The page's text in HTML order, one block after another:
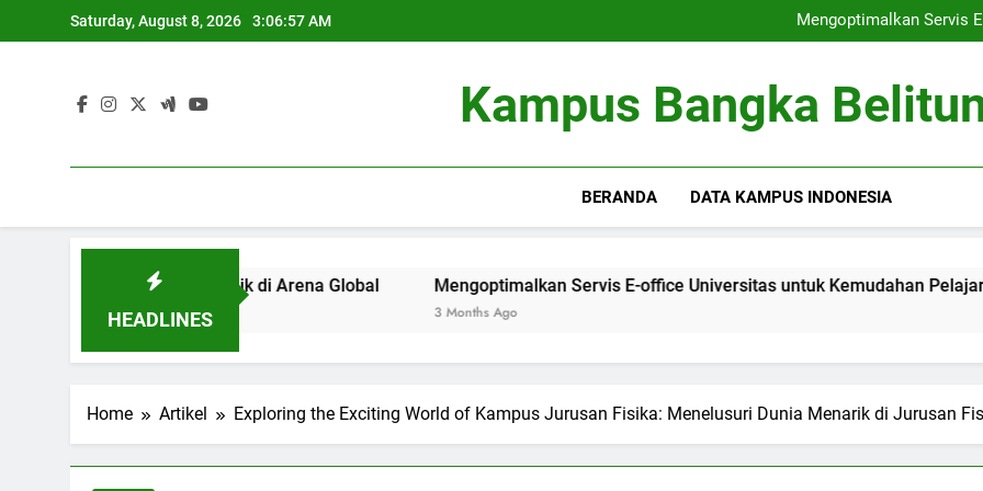
to
Saturday, August 8, 2026 3:06:57 AM
Mengoptimalkan Servis
Optimalisasi
Mengoptimalkan Servis
Optimalisasi
Kampus Bangka
BERANDA DATA KAMPUS INDONESIA
HEADLINES
Universitas Terbaik di Arena Global Mengoptimalkan Servis E-office Universitas untuk Kemudahan Pelajar
3 Months Ago 3
Home Artikel Exploring the Exciting World of Kampus Jurusan Fisika: Menelusuri Dunia Menarik di Jurusan